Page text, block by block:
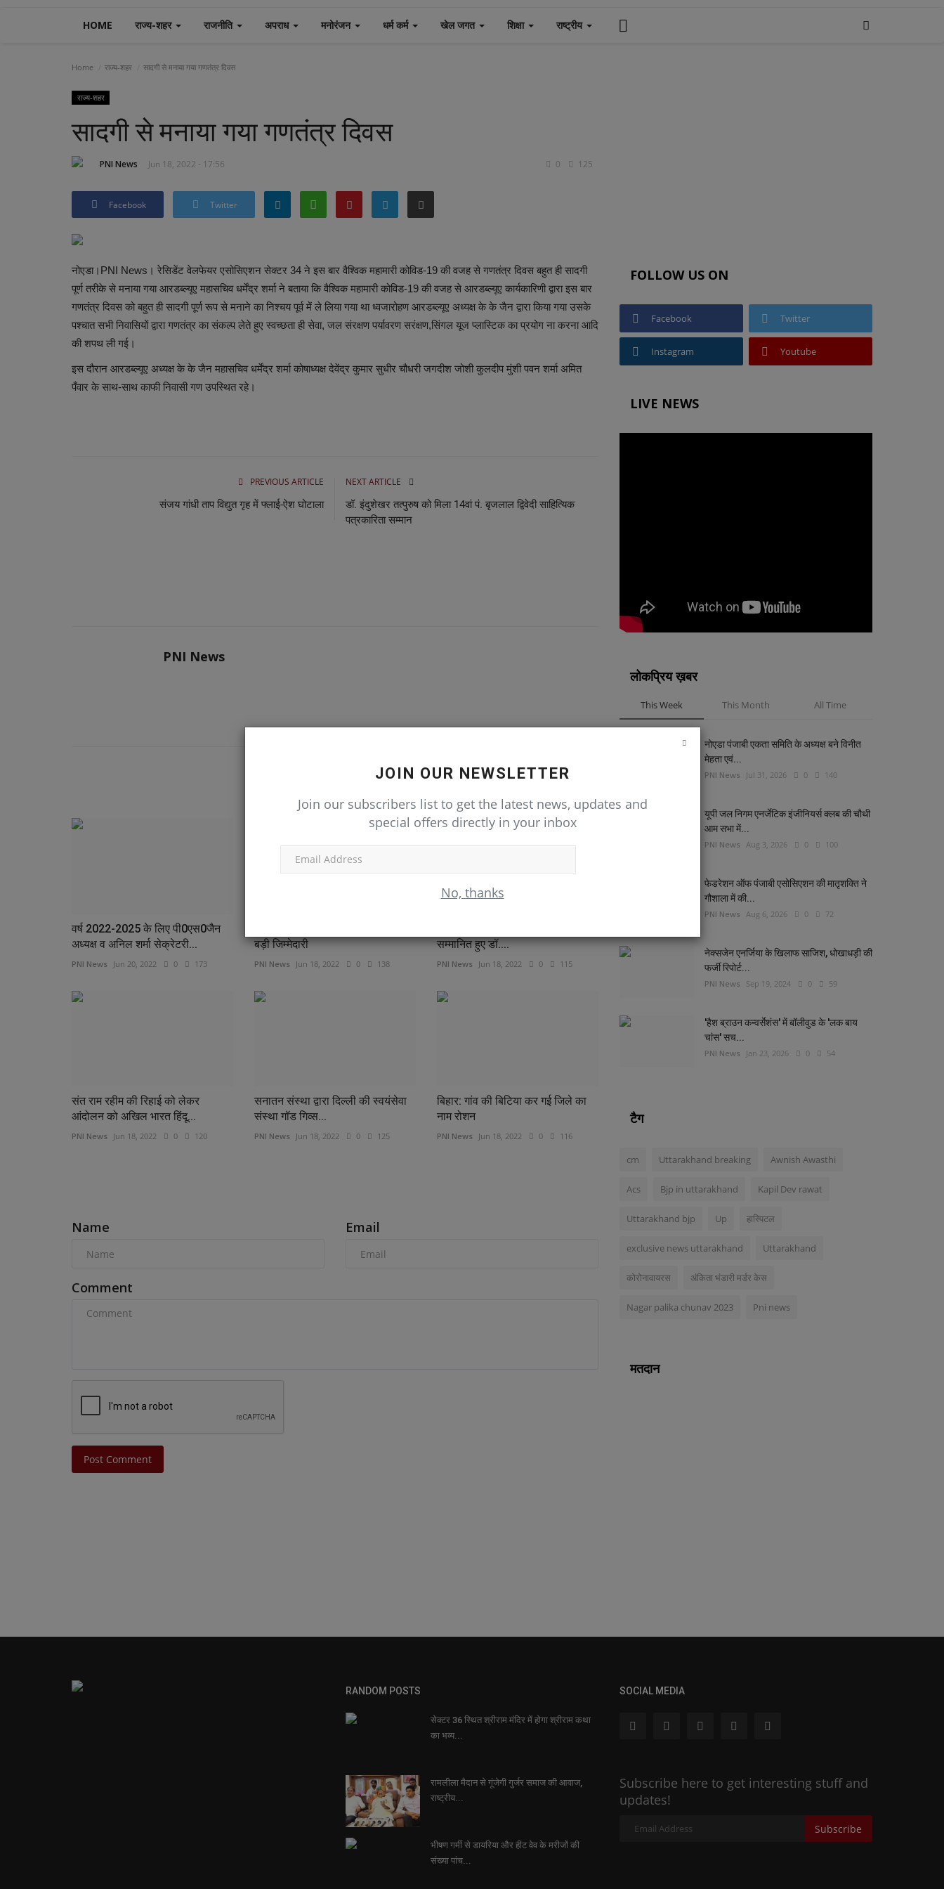
HOME राज्य-शहर राजनीति अपराध मनोरंजन धर्म कर्म खेल जगत शिक्षा राष्ट्रीय
JOIN OUR NEWSLETTER
Join our subscribers list to get the latest news, updates and
special offers directly in your inbox
No, thanks
Home राज्य-शहर सादगी से मनाया गया गणतंत्र दिवस
राज्य-शहर
सादगी से मनाया गया गणतंत्र दिवस
PNI News Jun 18, 2022 - 17:56 0 125
Facebook Twitter
नोएडा।PNI News। रेसिडेंट वेलफेयर एसोसिएशन सेक्टर 34 ने इस बार वैश्विक महामारी कोविड-19 की वजह से गणतंत्र दिवस बहुत ही सादगी
पूर्ण तरीके से मनाया गया आरडब्ल्यूए महासचिव धर्मेंद्र शर्मा ने बताया कि वैश्विक महामारी कोविड-19 की वजह से आरडब्ल्यूए कार्यकारिणी द्वारा इस बार
गणतंत्र दिवस को बहुत ही सादगी पूर्ण रूप से मनाने का निश्चय पूर्व में ले लिया गया था ध्वजारोहण आरडब्ल्यूए अध्यक्ष के के जैन द्वारा किया गया उसके
पश्चात सभी निवासियों द्वारा गणतंत्र का संकल्प लेते हुए स्वच्छता ही सेवा, जल संरक्षण पर्यावरण सरंक्षण,सिंगल यूज प्लास्टिक का प्रयोग ना करना आदि
की शपथ ली गई।
इस दौरान आरडब्ल्यूए अध्यक्ष के के जैन महासचिव धर्मेंद्र शर्मा कोषाध्यक्ष देवेंद्र कुमार सुधीर चौधरी जगदीश जोशी कुलदीप मुंशी पवन शर्मा अमित
पँवार के साथ-साथ काफी निवासी गण उपस्थित रहे।
PREVIOUS ARTICLE
संजय गांधी ताप विद्युत गृह में फ्लाई-ऐश घोटाला
NEXT ARTICLE
डॉ. इंदुशेखर तत्पुरुष को मिला 14वां पं. बृजलाल द्विवेदी साहित्यिक
पत्रकारिता सम्मान
PNI News
वर्ष 2022-2025 के लिए पी0एस0जैन
अध्यक्ष व अनिल शर्मा सेक्रेटरी...
PNI News Jun 20, 2022 0 173
बड़ी जिम्मेदारी
PNI News Jun 18, 2022 0 138
सम्मानित हुए डॉ....
PNI News Jun 18, 2022 0 115
संत राम रहीम की रिहाई को लेकर
आंदोलन को अखिल भारत हिंदू...
PNI News Jun 18, 2022 0 120
सनातन संस्था द्वारा दिल्ली की स्वयंसेवा
संस्था गॉड गिव्स...
PNI News Jun 18, 2022 0 125
बिहार: गांव की बिटिया कर गई जिले का
नाम रोशन
PNI News Jun 18, 2022 0 116
Name Email
Comment
Post Comment
FOLLOW US ON
Facebook Twitter
Instagram Youtube
LIVE NEWS
लोकप्रिय ख़बर
This Week This Month All Time
नोएडा पंजाबी एकता समिति के अध्यक्ष बने विनीत
मेहता एवं...
PNI News Jul 31, 2026 0 140
यूपी जल निगम एनर्जेटिक इंजीनियर्स क्लब की चौथी
आम सभा में...
PNI News Aug 3, 2026 0 100
फेडरेशन ऑफ पंजाबी एसोसिएशन की मातृशक्ति ने
गौशाला में की...
PNI News Aug 6, 2026 0 72
नेक्सजेन एनर्जिया के खिलाफ साजिश, धोखाधड़ी की
फर्जी रिपोर्ट...
PNI News Sep 19, 2024 0 59
'हैश ब्राउन कन्वर्सेशंस' में बॉलीवुड के 'लक बाय
चांस' सच...
PNI News Jan 23, 2026 0 54
टैग
cm Uttarakhand breaking Awnish Awasthi
Acs Bjp in uttarakhand Kapil Dev rawat
Uttarakhand bjp Up हास्पिटल
exclusive news uttarakhand Uttarakhand
कोरोनावायरस अंकिता भंडारी मर्डर केस
Nagar palika chunav 2023 Pni news
मतदान
RANDOM POSTS
सेक्टर 36 स्थित श्रीराम मंदिर में होगा श्रीराम कथा
का भव्य...
रामलीला मैदान से गूंजेगी गुर्जर समाज की आवाज,
राष्ट्रीय...
भीषण गर्मी से डायरिया और हीट वेव के मरीजों की
संख्या पांच...
SOCIAL MEDIA
Subscribe here to get interesting stuff and
updates!
Subscribe